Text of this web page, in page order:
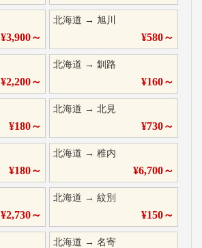
¥3,900～
北海道 →旭川
¥580～
¥2,200～
北海道 →釧路
¥160～
¥180～
北海道 →北見
¥730～
¥180～
北海道 →稚内
¥6,700～
¥2,730～
北海道 →紋別
¥150～
北海道 →名寄